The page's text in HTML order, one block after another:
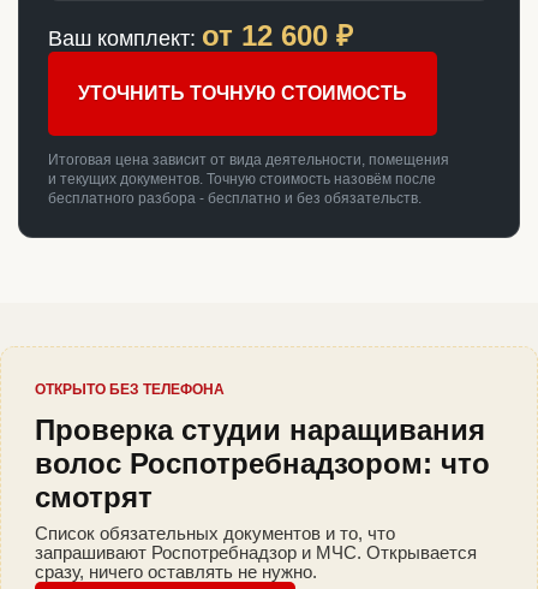
Ваш комплект: от 12 600 ₽
УТОЧНИТЬ ТОЧНУЮ СТОИМОСТЬ
Итоговая цена зависит от вида деятельности, помещения
и текущих документов. Точную стоимость назовём после
бесплатного разбора - бесплатно и без обязательств.
ОТКРЫТО БЕЗ ТЕЛЕФОНА
Проверка студии наращивания
волос Роспотребнадзором: что
смотрят
Список обязательных документов и то, что
запрашивают Роспотребнадзор и МЧС. Открывается
сразу, ничего оставлять не нужно.